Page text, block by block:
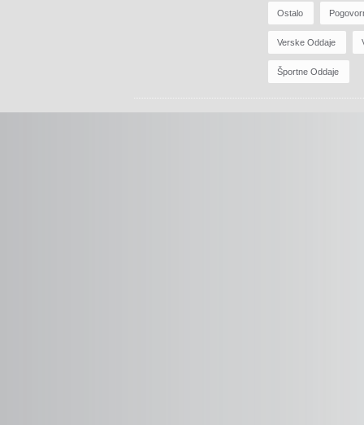
Ostalo
Verske Oddaje
Športne Oddaje